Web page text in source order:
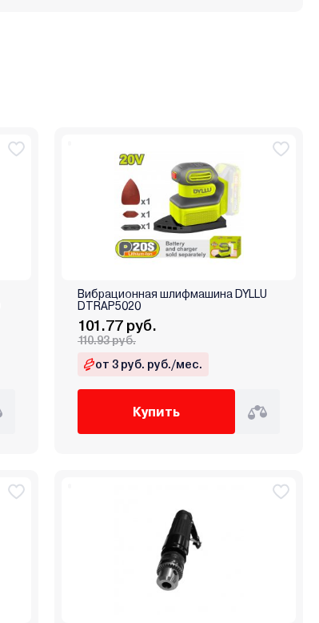
Вибрационная шлифмашина DYLLU
DTRAP5020
101.77 руб.
110.93 руб.
от 3 руб. руб./мес.
Купить